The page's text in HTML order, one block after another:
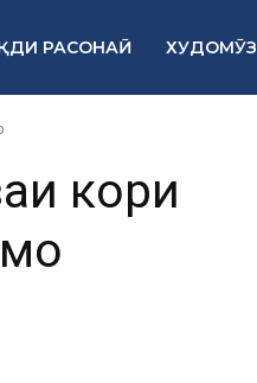
РАСОНАӢ ХУДОМӮЗ
кори